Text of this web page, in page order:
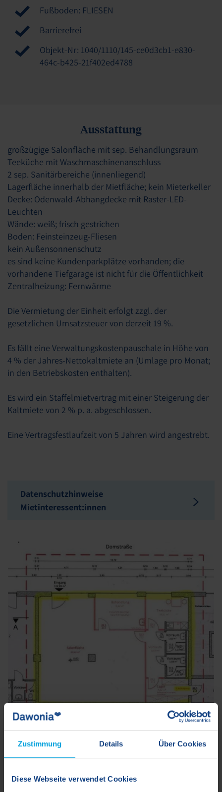
Zustimmung Details Über Cookies
Diese Webseite verwendet Cookies
Fußboden: FLIESEN
Barrierefrei
Objekt-Nr: 1040/1110/145-ce0d3cb1-e830-
464c-b425-21f402ed4788
Ausstattung
großzügige Salonfläche mit sep. Behandlungsraum
Teeküche mit Waschmaschinenanschluss
2 sep. Sanitärbereiche (innenliegend)
Lagerfläche innerhalb der Mietfläche; kein Mieterkeller
Decke: Odenwald-Abhangdecke mit Raster-LED-
Leuchten
Wände: weiß; frisch gestrichen
Boden: Feinsteinzeug-Fliesen
kein Außensonnenschutz
es sind keine Kundenparkplätze vorhanden; die
vorhandene Tiefgarage ist nicht für die Öffentlichkeit
Zentralheizung: Fernwärme
Die Vermietung der Einheit erfolgt zzgl. der
gesetzlichen Umsatzsteuer von derzeit 19 %.
Es fällt eine Verwaltungskostenpauschale in Höhe von
4 % der Jahres-Nettokaltmiete an (Umlage pro Monat;
in den Betriebskosten enthalten).
Es wird ein Staffelmietvertrag mit einer Steigerung der
Kaltmiete von 2 % p. a. abgeschlossen.
Eine Vertragsfestlaufzeit von 5 Jahren wird angestrebt.
Datenschutzhinweise
Mietinteressent:innen
Lage